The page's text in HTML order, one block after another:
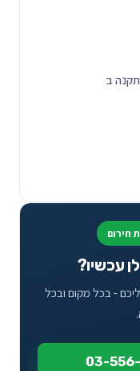
ב
עכשיו?
- בכל מקום ובכל